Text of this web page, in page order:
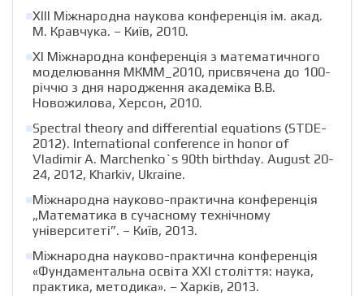
ХІІІ Міжнародна наукова конференція ім. акад.
М. Кравчука. – Київ, 2010.
ХІ Міжнародна конференція з математичного
моделювання МКММ_2010, присвячена до 100-
річчю з дня народження академіка В.В.
Новожилова, Херсон, 2010.
Spectral theory and differential equations (STDE-
2012). International conference in honor of
Vladimir A. Marchenko`s 90th birthday. August 20-
24, 2012, Kharkiv, Ukraine.
Міжнародна науково-практична конференція
„Математика в сучасному технічному
університеті”. – Київ, 2013.
Міжнародна науково-практична конференція
«Фундаментальна освіта ХХІ століття: наука,
практика, методика». – Харків, 2013.